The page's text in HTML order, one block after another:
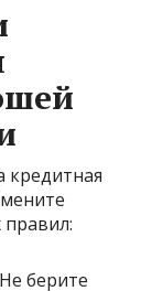
кредитная
берите